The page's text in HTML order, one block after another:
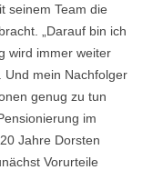
seinem Team die
„Darauf bin ich
wird immer weiter
Und mein Nachfolger
genug zu tun
im
Jahre Dorsten
Vorurteile